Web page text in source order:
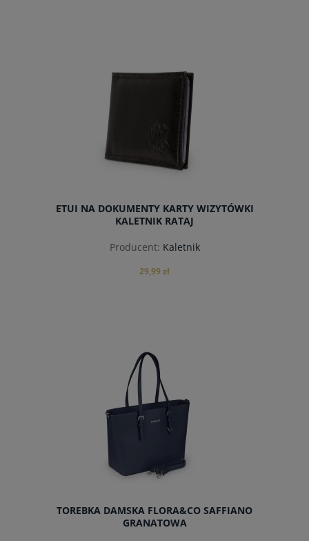
ETUI NA DOKUMENTY KARTY WIZYTÓWKI
KALETNIK RATAJ
Producent: Kaletnik
29,99 zł
powiadom o dostępności
TOREBKA DAMSKA FLORA&CO SAFFIANO
GRANATOWA